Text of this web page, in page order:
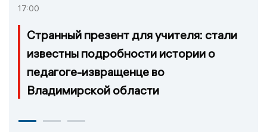
17:00
Странный презент для учителя: стали
известны подробности истории о
педагоге-извращенце во
Владимирской области